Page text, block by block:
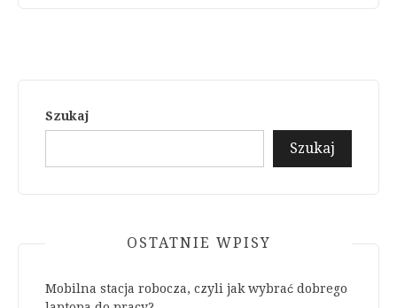
Szukaj
Szukaj
OSTATNIE WPISY
Mobilna stacja robocza, czyli jak wybrać dobrego